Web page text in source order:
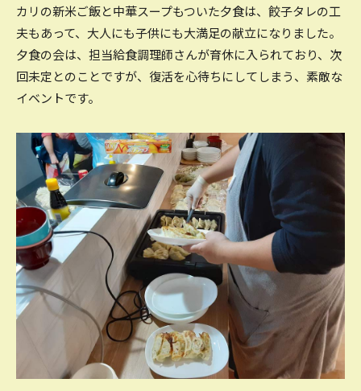
カリの新米ご飯と中華スープもついた夕食は、餃子タレの工
夫もあって、大人にも子供にも大満足の献立になりました。
夕食の会は、担当給食調理師さんが育休に入られており、次
回未定とのことですが、復活を心待ちにしてしまう、素敵な
イベントです。